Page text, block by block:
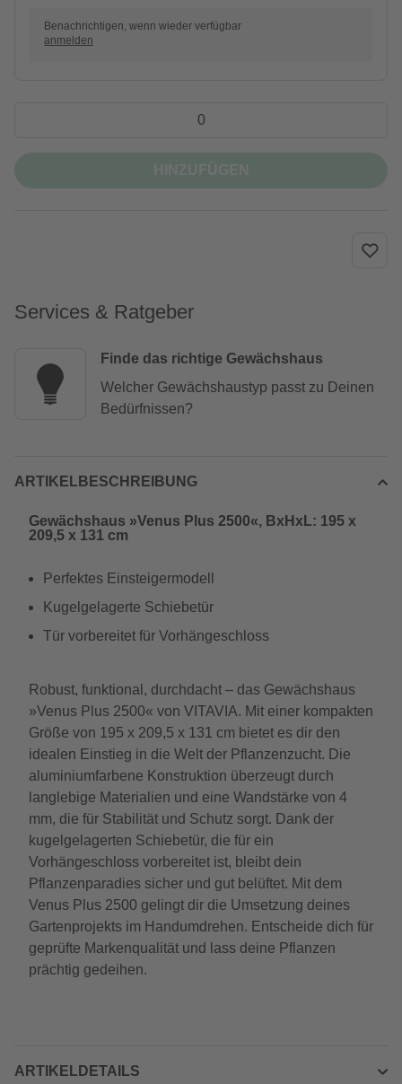
Benachrichtigen, wenn wieder verfügbar
anmelden
Services & Ratgeber
Finde das richtige Gewächshaus
Welcher Gewächshaustyp passt zu Deinen
Bedürfnissen?
ARTIKELBESCHREIBUNG
Gewächshaus »Venus Plus 2500«, BxHxL: 195 x
209,5 x 131 cm
Perfektes Einsteigermodell
Kugelgelagerte Schiebetür
Tür vorbereitet für Vorhängeschloss
Robust, funktional, durchdacht – das Gewächshaus
»Venus Plus 2500« von VITAVIA. Mit einer kompakten
Größe von 195 x 209,5 x 131 cm bietet es dir den
idealen Einstieg in die Welt der Pflanzenzucht. Die
aluminiumfarbene Konstruktion überzeugt durch
langlebige Materialien und eine Wandstärke von 4
mm, die für Stabilität und Schutz sorgt. Dank der
kugelgelagerten Schiebetür, die für ein
Vorhängeschloss vorbereitet ist, bleibt dein
Pflanzenparadies sicher und gut belüftet. Mit dem
Venus Plus 2500 gelingt dir die Umsetzung deines
Gartenprojekts im Handumdrehen. Entscheide dich für
geprüfte Markenqualität und lass deine Pflanzen
prächtig gedeihen.
ARTIKELDETAILS